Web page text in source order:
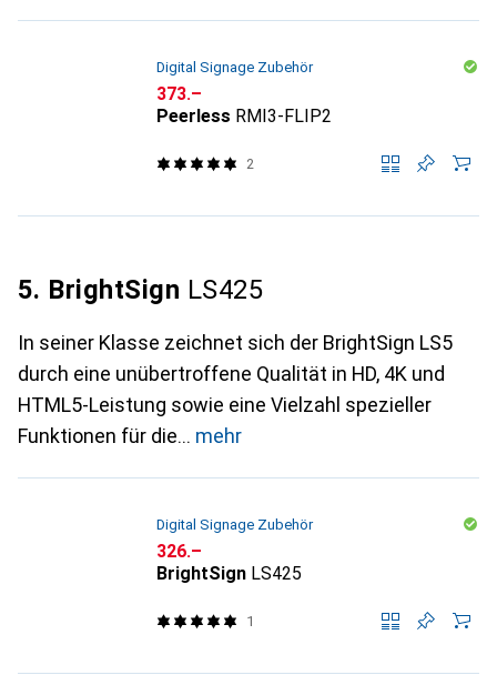
Digital Signage Zubehör
CHF
373.–
Peerless RMI3-FLIP2
2
5. BrightSign LS425
In seiner Klasse zeichnet sich der BrightSign LS5
durch eine unübertroffene Qualität in HD, 4K und
HTML5-Leistung sowie eine Vielzahl spezieller
Funktionen für die
mehr
Digital Signage Zubehör
CHF
326.–
BrightSign LS425
1